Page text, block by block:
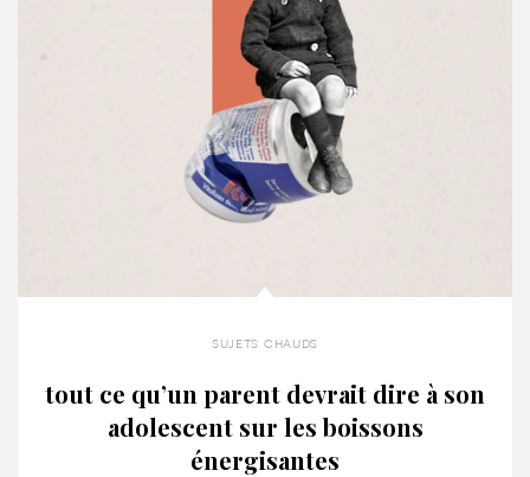
sujets chauds
tout ce qu’un parent devrait dire à son
adolescent sur les boissons
énergisantes